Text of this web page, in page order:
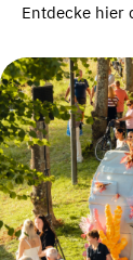
Entdecke hier